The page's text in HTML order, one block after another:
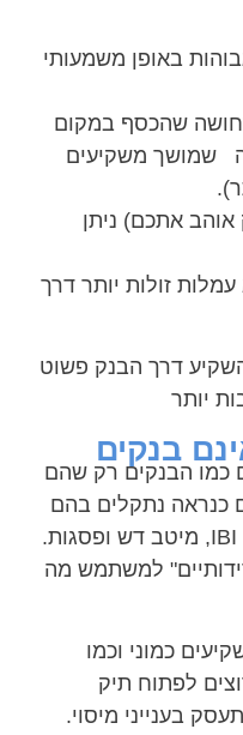
באופן משמעותי
שהכסף במקום
שמושך משקיעים
אתכם) ניתן
זולות יותר דרך
דרך הבנק פשוט
יותר
בנקים
כמו הבנקים רק שהם
כנראה נתקלים בהם
למשתמש מה
כמוני וכמו
לפתוח תיק
בענייני מיסוי.